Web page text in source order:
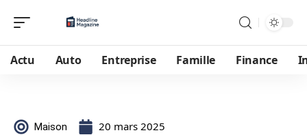
Actu Auto Entreprise Famille Finance
Maison 20 mars 2025